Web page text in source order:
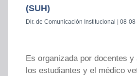
(SUH)
Dir. de Comunicación Institucional | 08-
Es organizada por docentes
los estudiantes y el médico